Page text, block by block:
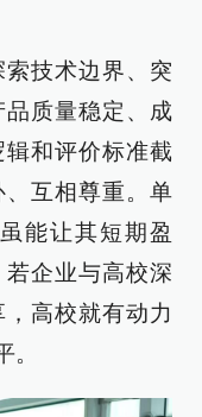
技术边界、突
质量稳定、成
和评价标准截
互相尊重。单
能让其短期盈
企业与高校深
高校就有动力